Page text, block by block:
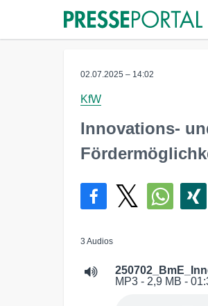
02.07.2025 – 14:02
KfW
Innovations-
3 Audios
MP3 - 2,9 MB -